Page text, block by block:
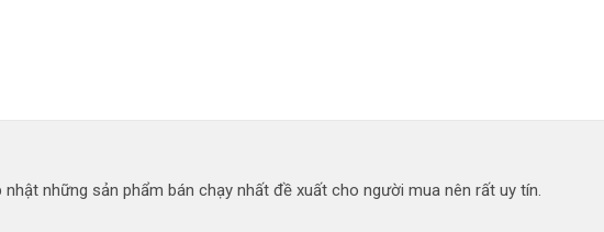
những sản phẩm bán chạy nhất đề xuất cho người mua nên rất uy tín.